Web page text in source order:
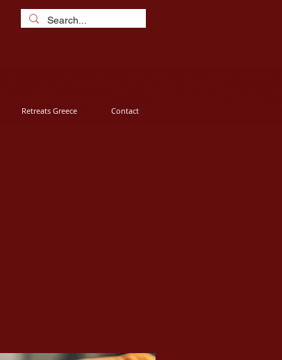
Retreats Greece Contact